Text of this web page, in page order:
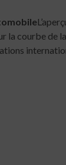
courbe de